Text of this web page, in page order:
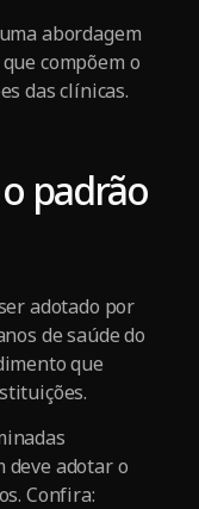
abordagem
compõem o
das clínicas.
padrão
adotado por
de saúde do
que
deve adotar o
Confira: